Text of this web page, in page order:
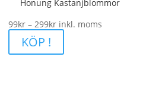
Honung Kastanjblommor
99kr – 299krPrisintervall:
till
inkl. moms
KÖP !